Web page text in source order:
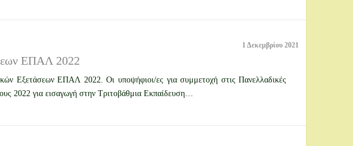
1 Δεκεμβρίου 2021
ΕΠΑΛ 2022
Εξετάσεων ΕΠΑΛ 2022. Οι υποψήφιοι/ες για συμμετοχή στις Πανελλαδικές
2022 για εισαγωγή στην Τριτοβάθμια Εκπαίδευση…